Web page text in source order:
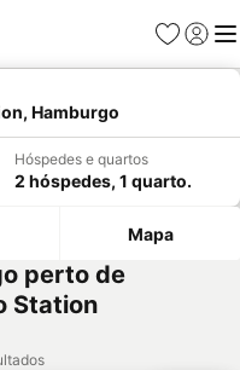
Favoritos
Iniciar
Hamburgo
Hóspedes e quartos
2 hóspedes, 1 quarto.
Mapa
perto de
Station